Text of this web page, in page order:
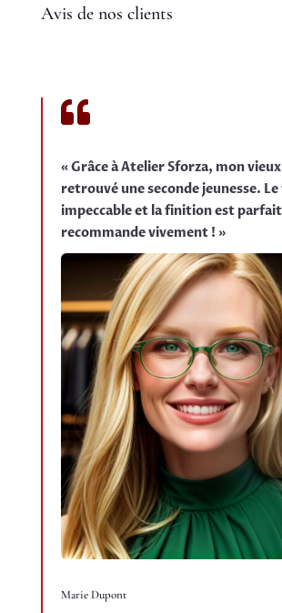
Avis de nos clients

« Grâce à Atelier Sforza, mon
retrouvé une seconde jeunesse.
impeccable et la finition est
recommande vivement ! »
Marie Dupont